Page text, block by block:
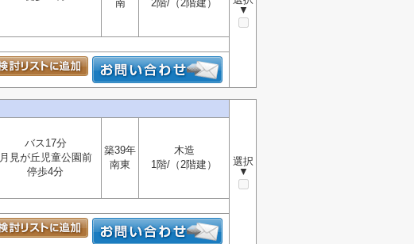
▼
南
2階/（2階建）
選択
▼
バス17分
月見が丘児童公園前
停歩4分
築39年
南東
木造
1階/（2階建）